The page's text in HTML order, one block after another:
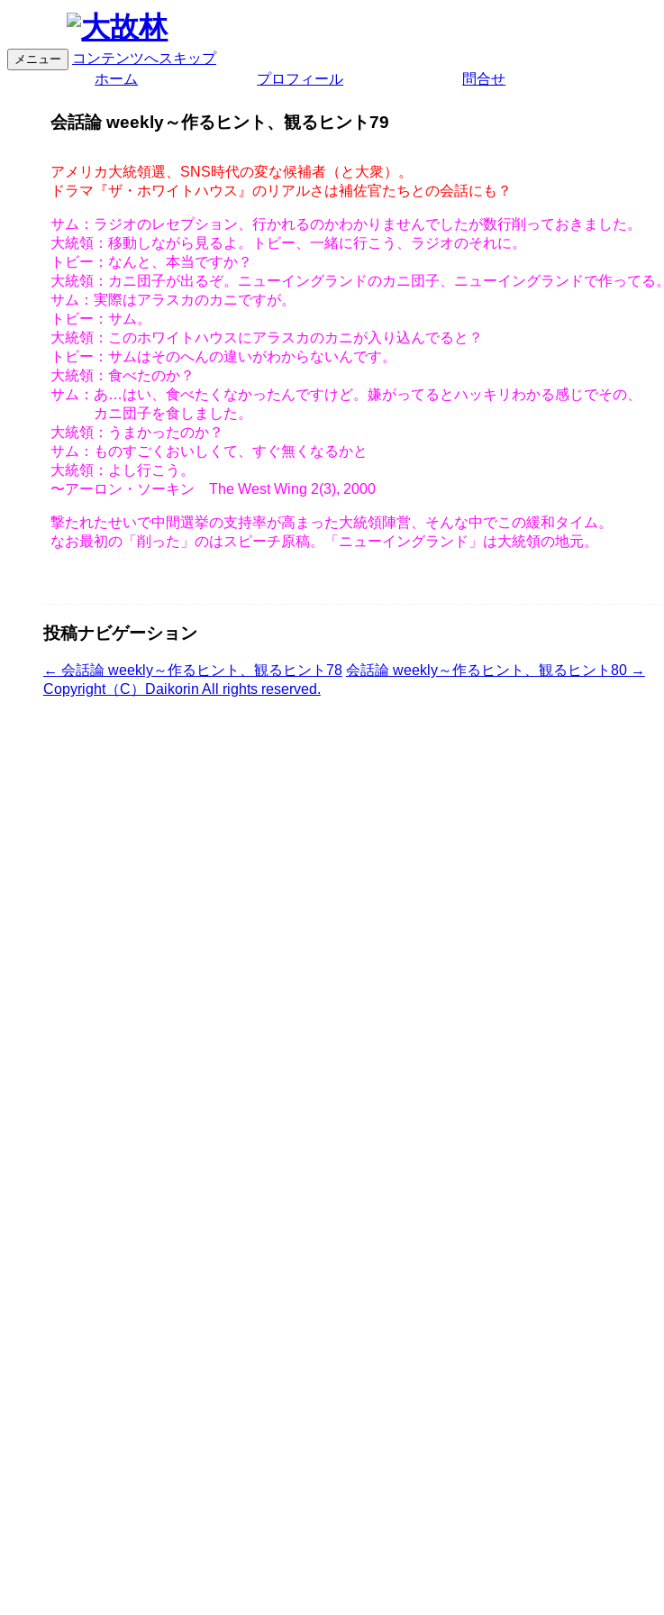
メニュー
コンテンツへスキップ
ホーム
プロフィール 問合せ
会話論 weekly～作るヒント、観るヒント79
アメリカ大統領選、SNS時代の変な候補者（と大衆）。
ドラマ『ザ・ホワイトハウス』のリアルさは補佐官たちとの会話にも？
サム：ラジオのレセプション、行かれるのかわかりませんでしたが数行削っておきました。
大統領：移動しながら見るよ。トビー、一緒に行こう、ラジオのそれに。
トビー：なんと、本当ですか？
大統領：カニ団子が出るぞ。ニューイングランドのカニ団子、ニューイングランドで作ってる。
サム：実際はアラスカのカニですが。
トビー：サム。
大統領：このホワイトハウスにアラスカのカニが入り込んでると？
トビー：サムはそのへんの違いがわからないんです。
大統領：食べたのか？
サム：あ…はい、食べたくなかったんですけど。嫌がってるとハッキリわかる感じでその、
カニ団子を食しました。
大統領：うまかったのか？
サム：ものすごくおいしくて、すぐ無くなるかと
大統領：よし行こう。
〜アーロン・ソーキン The West Wing 2(3), 2000
撃たれたせいで中間選挙の支持率が高まった大統領陣営、そんな中でこの緩和タイム。
なお最初の「削った」のはスピーチ原稿。「ニューイングランド」は大統領の地元。
投稿ナビゲーション
← 会話論 weekly～作るヒント、観るヒント78 会話論 weekly～作るヒント、観るヒント80 →
Copyright（C）Daikorin All rights reserved.